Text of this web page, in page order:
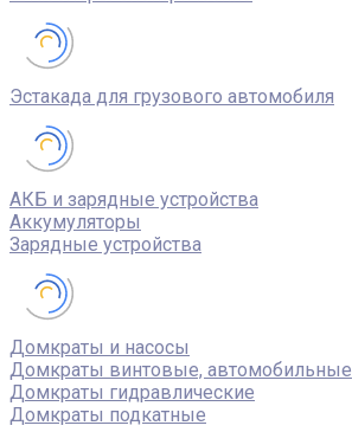
Эстакада для грузового автомобиля
АКБ и зарядные устройства
Аккумуляторы
Зарядные устройства
Домкраты и насосы
Домкраты винтовые, автомобильные
Домкраты гидравлические
Домкраты подкатные